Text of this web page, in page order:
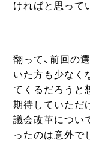
ければと思って
翻って、前回の
いた方も少なく
てくるだろうと
期待していただ
議会改革につい
ったのは意外で